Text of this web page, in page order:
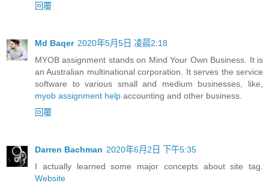
回覆
Md Baqer 2020年5月5日 凌晨2:18
MYOB assignment stands on Mind Your Own Business. It is
an Australian multinational corporation. It serves the service
software to various small and medium businesses, like,
myob assignment help accounting and other business.
回覆
Darren Bachman 2020年6月2日 下午5:35
I actually learned some major concepts about site tag.
Website